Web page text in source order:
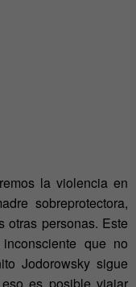
la violencia en
sobreprotectora,
otras personas. Este
que no
Jodorowsky sigue